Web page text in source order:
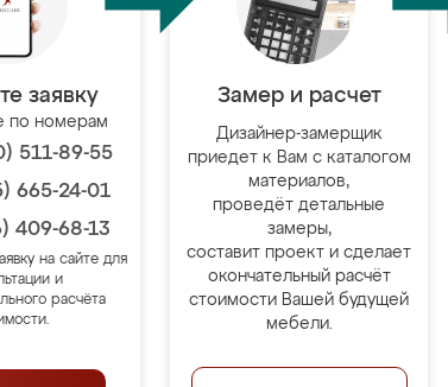
заявку
по номерам
511-89-55
665-24-01
409-68-13
на сайте для
и
расчёта
Замер и расчет
Дизайнер-замерщик
приедет к Вам с каталогом
материалов,
проведёт детальные
замеры,
составит проект и сделает
окончательный расчёт
стоимости Вашей будущей
мебели.